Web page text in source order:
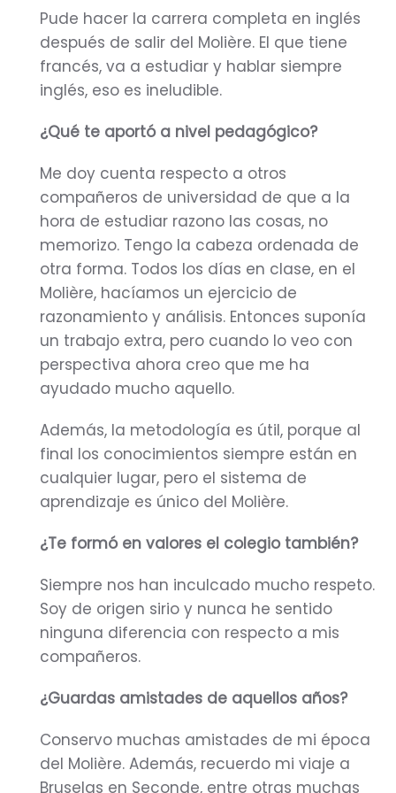
Pude hacer la carrera completa en inglés
después de salir del Molière. El que tiene
francés, va a estudiar y hablar siempre
inglés, eso es ineludible.
¿Qué te aportó a nivel pedagógico?
Me doy cuenta respecto a otros
compañeros de universidad de que a la
hora de estudiar razono las cosas, no
memorizo. Tengo la cabeza ordenada de
otra forma. Todos los días en clase, en el
Molière, hacíamos un ejercicio de
razonamiento y análisis. Entonces suponía
un trabajo extra, pero cuando lo veo con
perspectiva ahora creo que me ha
ayudado mucho aquello.
Además, la metodología es útil, porque al
final los conocimientos siempre están en
cualquier lugar, pero el sistema de
aprendizaje es único del Molière.
¿Te formó en valores el colegio también?
Siempre nos han inculcado mucho respeto.
Soy de origen sirio y nunca he sentido
ninguna diferencia con respecto a mis
compañeros.
¿Guardas amistades de aquellos años?
Conservo muchas amistades de mi época
del Molière. Además, recuerdo mi viaje a
Bruselas en Seconde, entre otras muchas